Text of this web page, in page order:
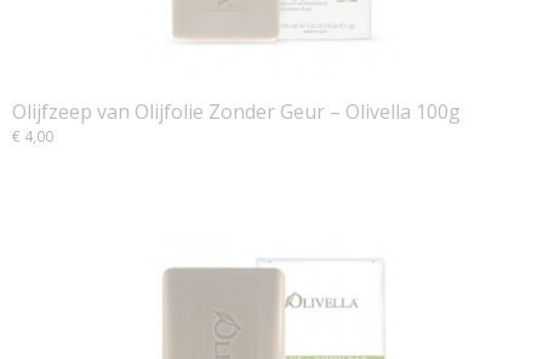
Olijfzeep van Olijfolie Zonder Geur – Olivella 100g
€ 4,00